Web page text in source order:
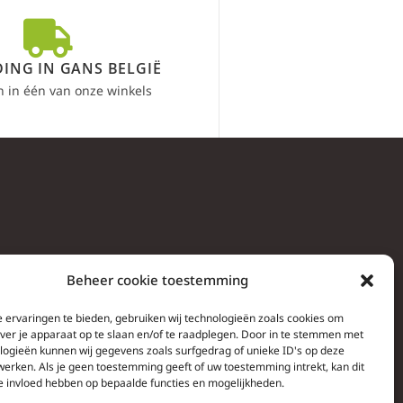
Beheer cookie toestemming
ervaringen te bieden, gebruiken wij technologieën zoals cookies om
je apparaat op te slaan en/of te raadplegen. Door in te stemmen met
kunnen wij gegevens zoals surfgedrag of unieke ID's op deze
Als je geen toestemming geeft of uw toestemming intrekt, kan dit
invloed hebben op bepaalde functies en mogelijkheden.
IN GANS BELGIË
in één van onze winkels